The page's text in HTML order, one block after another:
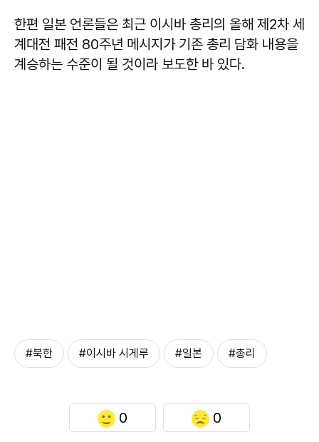
한편 일본 언론들은 최근 이시바 총리의 올해 제2차 세
계대전 패전 80주년 메시지가 기존 총리 담화 내용을
계승하는 수준이 될 것이라 보도한 바 있다.
#북한 #이시바 시게루 #일본 #총리
0 0